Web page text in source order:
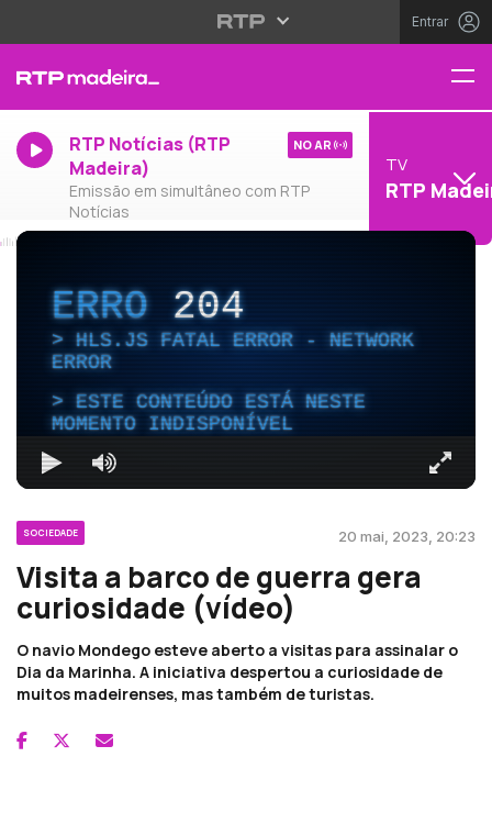
Entrar
RTP Notícias (RTP
Madeira)
Emissão em simultâneo com RTP
Notícias
NO AR
TV
RTP
ERRO204
HLS.JS FATAL ERROR - NETWORK
ERROR
ESTE CONTEÚDO ESTÁ NESTE
MOMENTO INDISPONÍVEL
SOCIEDADE 20 mai, 2023, 20:23
Visita a barco de guerra gera
curiosidade (vídeo)
O navio Mondego esteve aberto a visitas para assinalar o
Dia da Marinha. A iniciativa despertou a curiosidade de
muitos madeirenses, mas também de turistas.